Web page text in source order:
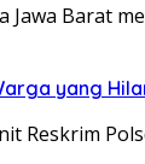
Jawa Barat
yang
Reskrim